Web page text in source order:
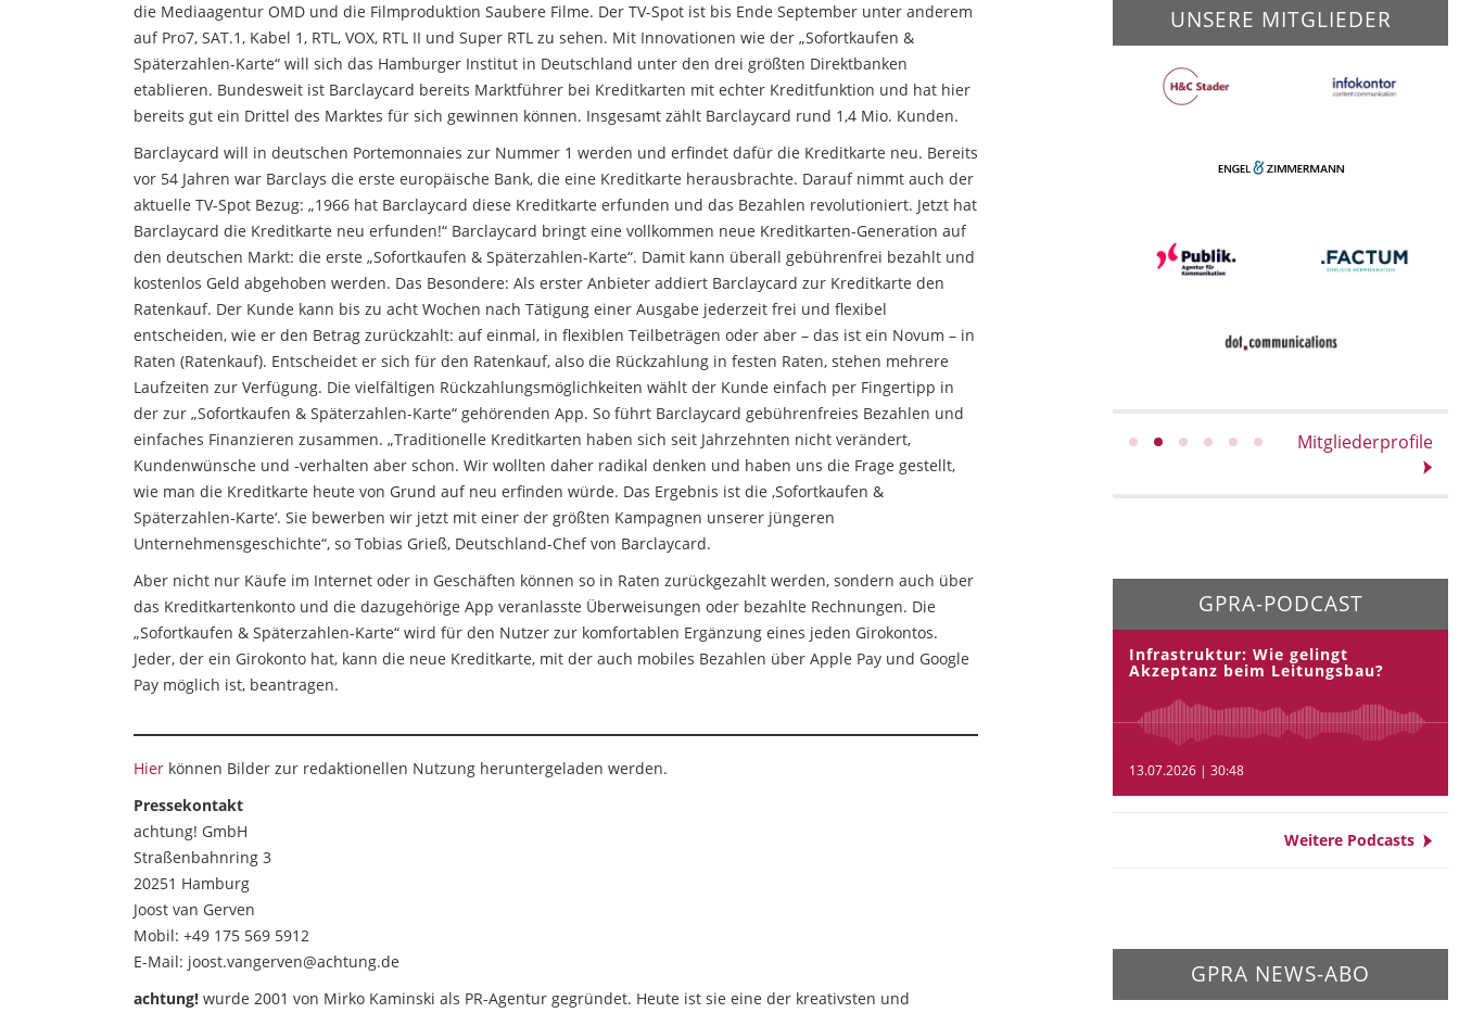
die Mediaagentur OMD und die Filmproduktion Saubere Filme. Der TV-Spot ist bis Ende September unter anderem
auf Pro7, SAT.1, Kabel 1, RTL, VOX, RTL II und Super RTL zu sehen. Mit Innovationen wie der „Sofortkaufen &
Späterzahlen-Karte“ will sich das Hamburger Institut in Deutschland unter den drei größten Direktbanken
etablieren. Bundesweit ist Barclaycard bereits Marktführer bei Kreditkarten mit echter Kreditfunktion und hat hier
bereits gut ein Drittel des Marktes für sich gewinnen können. Insgesamt zählt Barclaycard rund 1,4 Mio. Kunden.
Barclaycard will in deutschen Portemonnaies zur Nummer 1 werden und erfindet dafür die Kreditkarte neu. Bereits
vor 54 Jahren war Barclays die erste europäische Bank, die eine Kreditkarte herausbrachte. Darauf nimmt auch der
aktuelle TV-Spot Bezug: „1966 hat Barclaycard diese Kreditkarte erfunden und das Bezahlen revolutioniert. Jetzt hat
Barclaycard die Kreditkarte neu erfunden!“ Barclaycard bringt eine vollkommen neue Kreditkarten-Generation auf
den deutschen Markt: die erste „Sofortkaufen & Späterzahlen-Karte“. Damit kann überall gebührenfrei bezahlt und
kostenlos Geld abgehoben werden. Das Besondere: Als erster Anbieter addiert Barclaycard zur Kreditkarte den
Ratenkauf. Der Kunde kann bis zu acht Wochen nach Tätigung einer Ausgabe jederzeit frei und flexibel
entscheiden, wie er den Betrag zurückzahlt: auf einmal, in flexiblen Teilbeträgen oder aber – das ist ein Novum – in
Raten (Ratenkauf). Entscheidet er sich für den Ratenkauf, also die Rückzahlung in festen Raten, stehen mehrere
Laufzeiten zur Verfügung. Die vielfältigen Rückzahlungsmöglichkeiten wählt der Kunde einfach per Fingertipp in
der zur „Sofortkaufen & Späterzahlen-Karte“ gehörenden App. So führt Barclaycard gebührenfreies Bezahlen und
einfaches Finanzieren zusammen. „Traditionelle Kreditkarten haben sich seit Jahrzehnten nicht verändert,
Kundenwünsche und -verhalten aber schon. Wir wollten daher radikal denken und haben uns die Frage gestellt,
wie man die Kreditkarte heute von Grund auf neu erfinden würde. Das Ergebnis ist die ,Sofortkaufen &
Späterzahlen-Karte‘. Sie bewerben wir jetzt mit einer der größten Kampagnen unserer jüngeren
Unternehmensgeschichte“, so Tobias Grieß, Deutschland-Chef von Barclaycard.
Aber nicht nur Käufe im Internet oder in Geschäften können so in Raten zurückgezahlt werden, sondern auch über
das Kreditkartenkonto und die dazugehörige App veranlasste Überweisungen oder bezahlte Rechnungen. Die
„Sofortkaufen & Späterzahlen-Karte“ wird für den Nutzer zur komfortablen Ergänzung eines jeden Girokontos.
Jeder, der ein Girokonto hat, kann die neue Kreditkarte, mit der auch mobiles Bezahlen über Apple Pay und Google
Pay möglich ist, beantragen.
Hier können Bilder zur redaktionellen Nutzung heruntergeladen werden.
Pressekontakt
achtung! GmbH
Straßenbahnring 3
20251 Hamburg
Joost van Gerven
Mobil: +49 175 569 5912
E-Mail: joost.vangerven@achtung.de
achtung!wurde 2001 von Mirko Kaminski als PR-Agentur gegründet. Heute ist sie eine der kreativsten und
UNSERE MITGLIEDER
Mitgliederprofile
GPRA-PODCAST
Infrastruktur: Wie gelingt
Akzeptanz beim Leitungsbau?
13.07.2026 | 30:48
Weitere Podcasts
GPRA NEWS-ABO